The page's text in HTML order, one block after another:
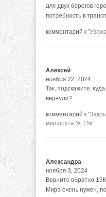
для двух берегов
потребность в
комментарий к
Алексей
ноября 22, 2024
Так, подскажите,
вернули?
комментарий к
маршрута № 15к"
Александра
ноября 3, 2024
Верните обратно
Мира очень нужен,